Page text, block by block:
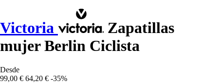
Victoria
Zapatillas
mujer Berlin Ciclista
Desde
99,00 € 64,20 € -35%